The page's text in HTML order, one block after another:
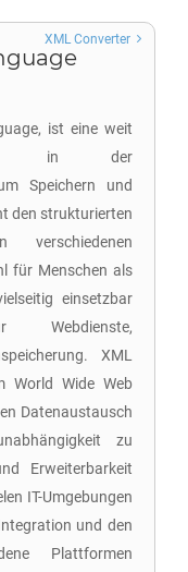
ist eine weit
in der
Speichern und
den strukturierten
verschiedenen
für Menschen als
einsetzbar
Webdienste,
XML
World Wide Web
Datenaustausch
zu
Erweiterbarkeit
IT-Umgebungen
und den
Plattformen
XML Converter